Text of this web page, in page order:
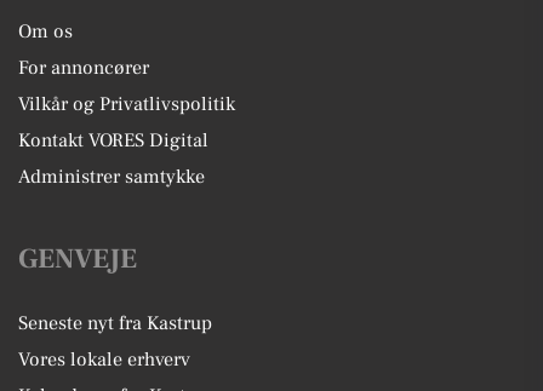
Om os
For annoncører
Vilkår og Privatlivspolitik
Kontakt VORES Digital
Administrer samtykke
GENVEJE
Seneste nyt fra Kastrup
Vores lokale erhverv